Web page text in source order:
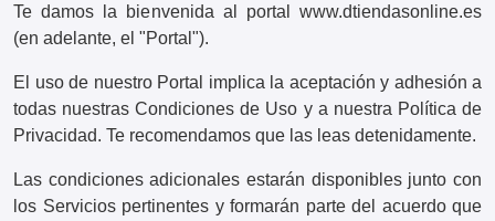
Te damos la bienvenida al portal www.dtiendasonline.es
(en adelante, el "Portal").
El uso de nuestro Portal implica la aceptación y adhesión a
todas nuestras Condiciones de Uso y a nuestra Política de
Privacidad. Te recomendamos que las leas detenidamente.
Las condiciones adicionales estarán disponibles junto con
los Servicios pertinentes y formarán parte del acuerdo que